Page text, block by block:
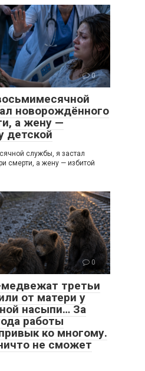
0
новорождённого
а жену —
детской
службы, я застал
смерти, а жену — избитой
0
третьи
от матери у
насыпи… За
работы
ко многому.
не сможет